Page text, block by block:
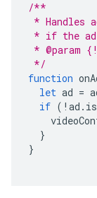
/**
* Handles
* if the
* @param
*/
function
let ad =
if ( ! ad .
}
}